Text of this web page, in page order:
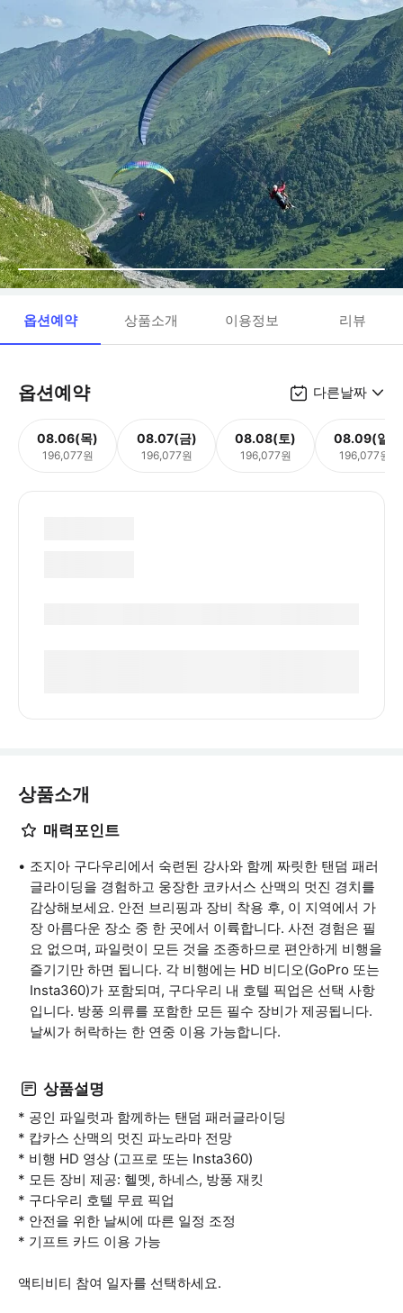
옵션예약 상품소개 이용정보 리뷰
옵션예약 다른날짜
08.06(목)
196,077원
08.07(금)
196,077원
08.08(토)
196,077원
08.09(일)
196,077원
상품소개
매력포인트
조지아 구다우리에서 숙련된 강사와 함께 짜릿한 탠덤 패러
글라이딩을 경험하고 웅장한 코카서스 산맥의 멋진 경치를
감상해보세요. 안전 브리핑과 장비 착용 후, 이 지역에서 가
장 아름다운 장소 중 한 곳에서 이륙합니다. 사전 경험은 필
요 없으며, 파일럿이 모든 것을 조종하므로 편안하게 비행을
즐기기만 하면 됩니다. 각 비행에는 HD 비디오(GoPro 또는
Insta360)가 포함되며, 구다우리 내 호텔 픽업은 선택 사항
입니다. 방풍 의류를 포함한 모든 필수 장비가 제공됩니다.
날씨가 허락하는 한 연중 이용 가능합니다.
상품설명
* 공인 파일럿과 함께하는 탠덤 패러글라이딩
* 캅카스 산맥의 멋진 파노라마 전망
* 비행 HD 영상 (고프로 또는 Insta360)
* 모든 장비 제공: 헬멧, 하네스, 방풍 재킷
* 구다우리 호텔 무료 픽업
* 안전을 위한 날씨에 따른 일정 조정
* 기프트 카드 이용 가능
액티비티 참여 일자를 선택하세요.